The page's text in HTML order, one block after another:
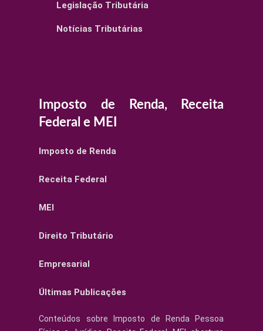
Legislação Tributária
Notícias Tributárias
Imposto de Renda, Receita
Federal e MEI
Imposto de Renda
Receita Federal
MEI
Direito Tributário
Empresarial
Últimas Publicações
Conteúdos sobre Imposto de Renda Pessoa